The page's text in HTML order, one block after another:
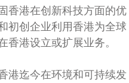
香港在创新科技方面的优
初创企业利用香港为全球
港设立或扩展业务。
港迄今在环境和可持续发